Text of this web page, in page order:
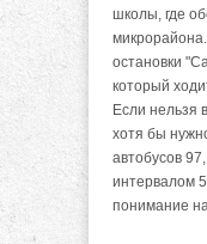
школы, где
остановки
который
Если нельзя
хотя бы
автобусов
интервалом
понимание